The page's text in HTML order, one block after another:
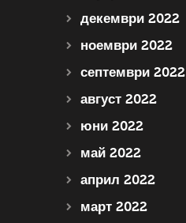
декември 2022
ноември 2022
септември 2022
август 2022
юни 2022
май 2022
април 2022
март 2022